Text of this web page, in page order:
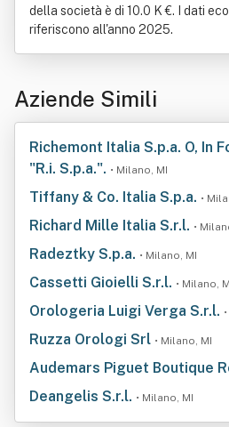
della società è di 10.0 K €. I dati
riferiscono all'anno 2025.
Aziende Simili
Richemont Italia S.p.a. O, In
"R.i. S.p.a.". • Milano, MI
Tiffany & Co. Italia S.p.a. •
Richard Mille Italia S.r.l. •
Radeztky S.p.a. • Milano, MI
Cassetti Gioielli S.r.l. • Milano,
Orologeria Luigi Verga S.r.l.
Ruzza Orologi Srl • Milano, MI
Audemars Piguet Boutique
Deangelis S.r.l. • Milano, MI